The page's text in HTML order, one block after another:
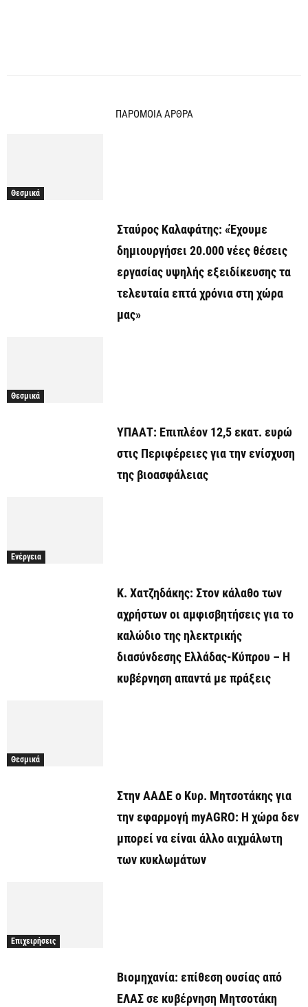
ΠΑΡΟΜΟΙΑ ΑΡΘΡΑ
Θεσμικά
Σταύρος Καλαφάτης: «Έχουμε
δημιουργήσει 20.000 νέες θέσεις
εργασίας υψηλής εξειδίκευσης τα
τελευταία επτά χρόνια στη χώρα
μας»
Θεσμικά
ΥΠΑΑΤ: Επιπλέον 12,5 εκατ. ευρώ
στις Περιφέρειες για την ενίσχυση
της βιοασφάλειας
Ενέργεια
Κ. Χατζηδάκης: Στον κάλαθο των
αχρήστων οι αμφισβητήσεις για το
καλώδιο της ηλεκτρικής
διασύνδεσης Ελλάδας-Κύπρου – Η
κυβέρνηση απαντά με πράξεις
Θεσμικά
Στην ΑΑΔΕ ο Κυρ. Μητσοτάκης για
την εφαρμογή myAGRO: Η χώρα δεν
μπορεί να είναι άλλο αιχμάλωτη
των κυκλωμάτων
Επιχειρήσεις
Βιομηχανία: επίθεση ουσίας από
ΕΛΑΣ σε κυβέρνηση Μητσοτάκη